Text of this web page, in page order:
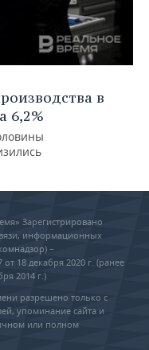
в
6,2%
Зарегистрировано
информационных
–
18 декабря 2020 г. (ранее
2014 г.)
разрешено только с
упоминание сайта и
или полном